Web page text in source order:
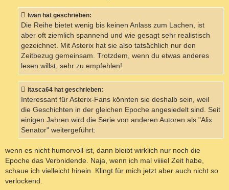
Iwan hat geschrieben:
Die Reihe bietet wenig bis keinen Anlass zum Lachen, ist
aber oft ziemlich spannend und wie gesagt sehr realistisch
gezeichnet. Mit Asterix hat sie also tatsächlich nur den
Zeitbezug gemeinsam. Trotzdem, wenn du etwas anderes
lesen willst, sehr zu empfehlen!
itasca64 hat geschrieben:
Interessant für Asterix-Fans könnten sie deshalb sein, weil
die Geschichten in der gleichen Epoche angesiedelt sind. Seit
einigen Jahren wird die Serie von anderen Autoren als "Alix
Senator" weitergeführt:
wenn es nicht humorvoll ist, dann bleibt wirklich nur noch die
Epoche das Verbnidende. Naja, wenn ich mal viiiiel Zeit habe,
schaue ich vielleicht hinein. Klingt für mich jetzt aber auch nicht so
verlockend.